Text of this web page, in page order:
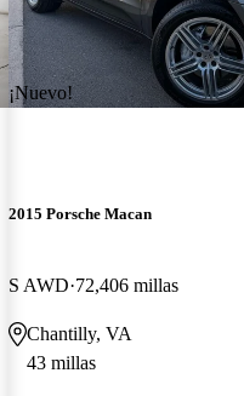
¡Nuevo!
2015 Porsche Macan
S AWD 72,406 millas
Chantilly, VA
43 millas